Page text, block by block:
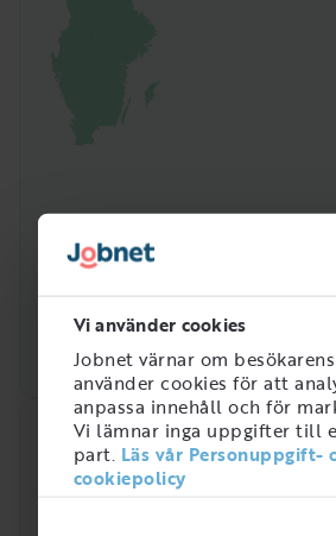
Vi använder cookies
Jobnet värnar om
använder cookies för att
anpassa innehåll och för
Vi lämnar inga uppgifter till
part. Läs vår Personuppgift-
cookiepolicy
Snabbanalys
Efterfrågan på